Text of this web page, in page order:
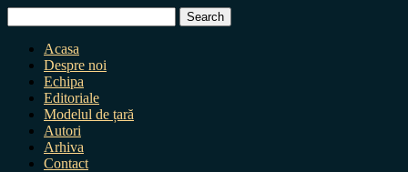
for:
Acasa
Despre noi
Echipa
Editoriale
Modelul de țară
Autori
Arhiva
Contact